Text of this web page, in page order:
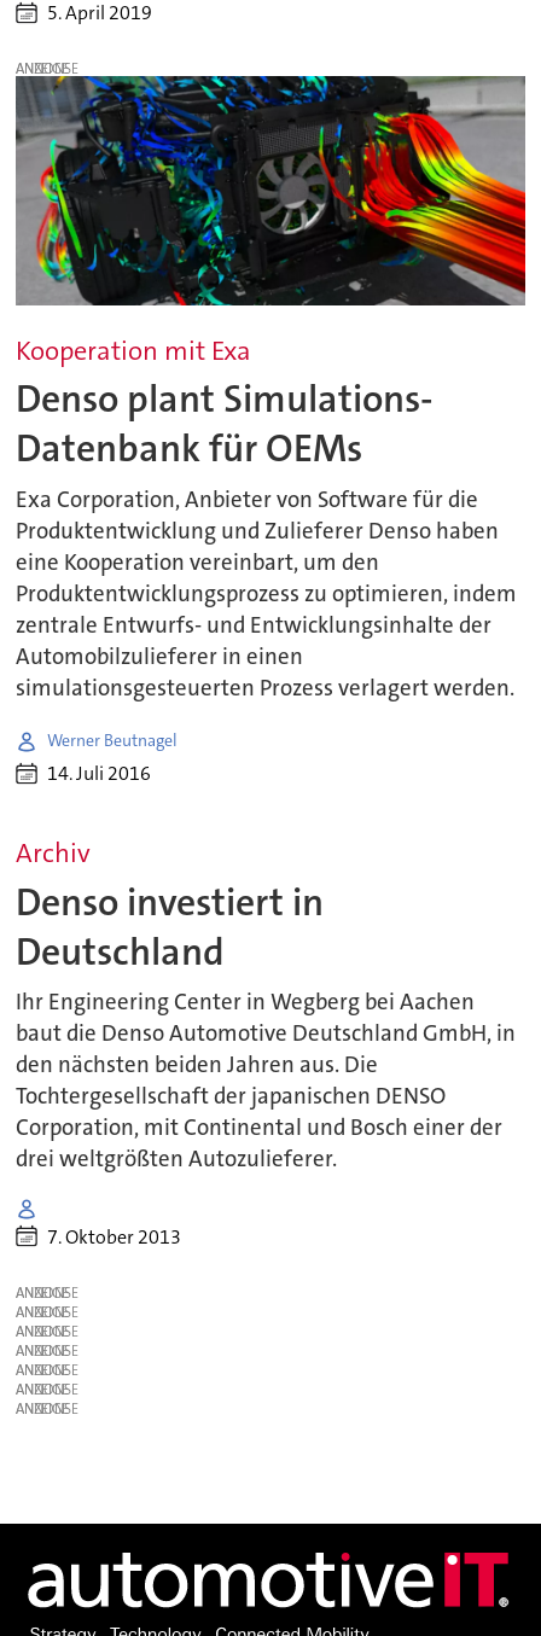
5. April 2019
ANZEIGE
Kooperation mit Exa
Denso plant Simulations-
Datenbank für OEMs
Exa Corporation, Anbieter von Software für die
Produktentwicklung und Zulieferer Denso haben
eine Kooperation vereinbart, um den
Produktentwicklungsprozess zu optimieren, indem
zentrale Entwurfs- und Entwicklungsinhalte der
Automobilzulieferer in einen
simulationsgesteuerten Prozess verlagert werden.
Werner Beutnagel
14. Juli 2016
Archiv
Denso investiert in
Deutschland
Ihr Engineering Center in Wegberg bei Aachen
baut die Denso Automotive Deutschland GmbH, in
den nächsten beiden Jahren aus. Die
Tochtergesellschaft der japanischen DENSO
Corporation, mit Continental und Bosch einer der
drei weltgrößten Autozulieferer.
7. Oktober 2013
ANZEIGE
ANZEIGE
ANZEIGE
ANZEIGE
ANZEIGE
ANZEIGE
ANZEIGE